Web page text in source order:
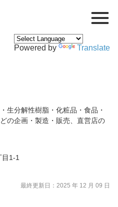
Powered by Translate
会員登録 企業様
生分解性樹脂・化粧品・食品・
の企画・製造・販売、直営店の
1-1
最終更新日：2025 年 12 月 09 日